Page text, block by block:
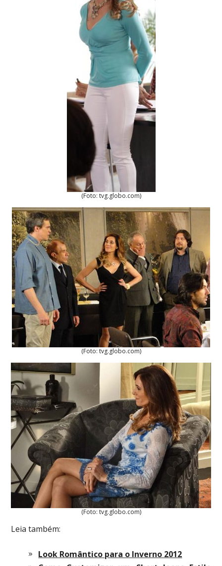
(Foto: tvg.globo.com)
(Foto: tvg.globo.com)
(Foto: tvg.globo.com)
Leia também:
Look Romântico para o Inverno 2012